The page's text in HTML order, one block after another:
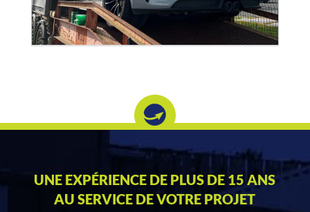
UNE EXPÉRIENCE DE PLUS DE 15 ANS
AU SERVICE DE VOTRE PROJET